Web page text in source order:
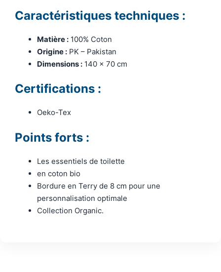
Caractéristiques techniques :
Matière : 100% Coton
Origine : PK – Pakistan
Dimensions : 140 x 70 cm
Certifications :
Oeko-Tex
Points forts :
Les essentiels de toilette
en coton bio
Bordure en Terry de 8 cm pour une
personnalisation optimale
Collection Organic.